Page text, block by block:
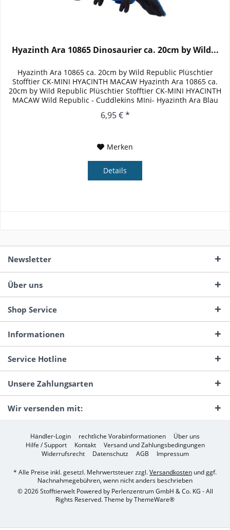
Hyazinth Ara 10865 Dinosaurier ca. 20cm by Wild...
Hyazinth Ara 10865 ca. 20cm by Wild Republic Plüschtier
Stofftier CK-MINI HYACINTH MACAW Hyazinth Ara 10865 ca.
20cm by Wild Republic Plüschtier Stofftier CK-MINI HYACINTH
MACAW Wild Republic - Cuddlekins MIni- Hyazinth Ara Blau
6,95 € *
Merken
Details
Newsletter
Über uns
Shop Service
Informationen
Service Hotline
Unsere Zahlungsarten
Wir versenden mit:
Händler-Login rechtliche Vorabinformationen
Über uns
Hilfe / Support
Kontakt
Versand und Zahlungsbedingungen
Widerrufsrecht
Datenschutz AGB Impressum
* Alle Preise inkl. gesetzl. Mehrwertsteuer zzgl.Versandkosten und ggf.
Nachnahmegebühren, wenn nicht anders beschrieben
© 2026 Stofftierwelt Powered by Perlenzentrum GmbH & Co. KG - All
Rights Reserved. Theme byThemeWare®